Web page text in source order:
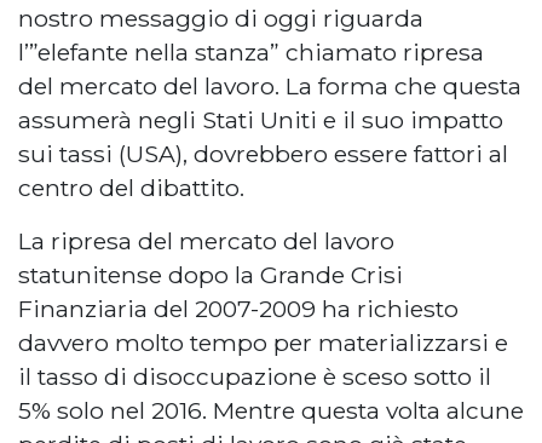
nostro messaggio di oggi riguarda
l’”elefante nella stanza” chiamato ripresa
del mercato del lavoro. La forma che questa
assumerà negli Stati Uniti e il suo impatto
sui tassi (USA), dovrebbero essere fattori al
centro del dibattito.
La ripresa del mercato del lavoro
statunitense dopo la Grande Crisi
Finanziaria del 2007-2009 ha richiesto
davvero molto tempo per materializzarsi e
il tasso di disoccupazione è sceso sotto il
5% solo nel 2016. Mentre questa volta alcune